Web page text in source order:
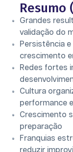
Resumo
Grandes
validação do
Persistência
crescimento
Redes fortes
Cultura
performance
Crescimento
preparação
Franquias
reduzir